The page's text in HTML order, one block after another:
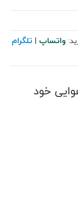
واتساپ | تلگرام
خود